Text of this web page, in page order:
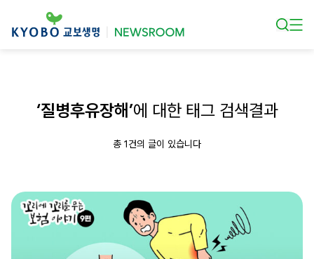
‘질병후유장해’에 대한 태그 검색결과
총 1건의 글이 있습니다